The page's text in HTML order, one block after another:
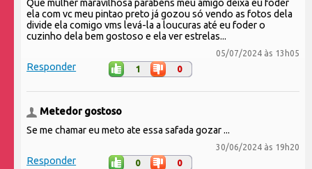
Que mulher maravilhosa parabéns meu amigo deixa eu foder
ela com vc meu pintao preto já gozou só vendo as fotos dela
divide ela comigo vms levá-la a loucuras até eu foder o
cuzinho dela bem gostoso e ela ver estrelas...
05/07/2024 às 13h05
Responder 1 0
Metedor gostoso
Se me chamar eu meto ate essa safada gozar ...
30/06/2024 às 19h20
Responder 0 0